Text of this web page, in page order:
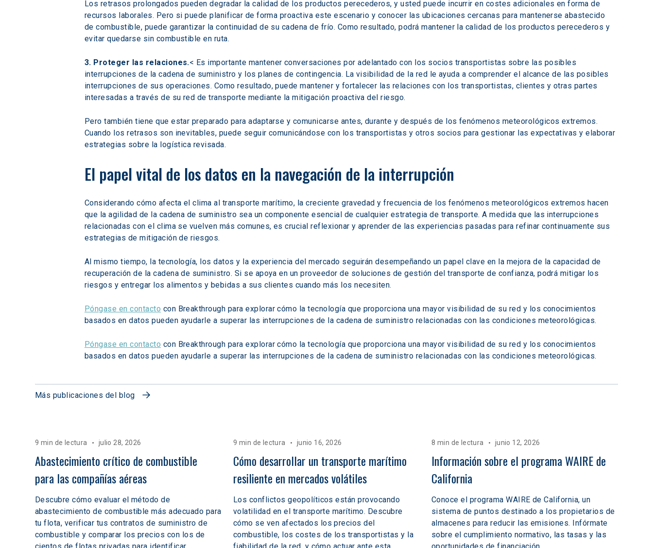
Los retrasos prolongados pueden degradar la calidad de los productos perecederos, y usted puede incurrir en costes adicionales en forma de
recursos laborales. Pero si puede planificar de forma proactiva este escenario y conocer las ubicaciones cercanas para mantenerse abastecido
de combustible, puede garantizar la continuidad de su cadena de frío. Como resultado, podrá mantener la calidad de los productos perecederos y
evitar quedarse sin combustible en ruta.
3. Proteger las relaciones.< Es importante mantener conversaciones por adelantado con los socios transportistas sobre las posibles
interrupciones de la cadena de suministro y los planes de contingencia. La visibilidad de la red le ayuda a comprender el alcance de las posibles
interrupciones de sus operaciones. Como resultado, puede mantener y fortalecer las relaciones con los transportistas, clientes y otras partes
interesadas a través de su red de transporte mediante la mitigación proactiva del riesgo.
Pero también tiene que estar preparado para adaptarse y comunicarse antes, durante y después de los fenómenos meteorológicos extremos.
Cuando los retrasos son inevitables, puede seguir comunicándose con los transportistas y otros socios para gestionar las expectativas y elaborar
estrategias sobre la logística revisada.
El papel vital de los datos en la navegación de la interrupción
Considerando cómo afecta el clima al transporte marítimo, la creciente gravedad y frecuencia de los fenómenos meteorológicos extremos hacen
que la agilidad de la cadena de suministro sea un componente esencial de cualquier estrategia de transporte. A medida que las interrupciones
relacionadas con el clima se vuelven más comunes, es crucial reflexionar y aprender de las experiencias pasadas para refinar continuamente sus
estrategias de mitigación de riesgos.
Al mismo tiempo, la tecnología, los datos y la experiencia del mercado seguirán desempeñando un papel clave en la mejora de la capacidad de
recuperación de la cadena de suministro. Si se apoya en un proveedor de soluciones de gestión del transporte de confianza, podrá mitigar los
riesgos y entregar los alimentos y bebidas a sus clientes cuando más los necesiten.
Póngase en contacto con Breakthrough para explorar cómo la tecnología que proporciona una mayor visibilidad de su red y los conocimientos
basados en datos pueden ayudarle a superar las interrupciones de la cadena de suministro relacionadas con las condiciones meteorológicas.
Póngase en contacto con Breakthrough para explorar cómo la tecnología que proporciona una mayor visibilidad de su red y los conocimientos
basados en datos pueden ayudarle a superar las interrupciones de la cadena de suministro relacionadas con las condiciones meteorológicas.
Más publicaciones del blog
9 min de lectura julio 28, 2026
Abastecimiento crítico de combustible
para las compañías aéreas
Descubre cómo evaluar el método de
abastecimiento de combustible más adecuado para
tu flota, verificar tus contratos de suministro de
combustible y comparar los precios con los de
9 min de lectura junio 16, 2026
Cómo desarrollar un transporte marítimo
resiliente en mercados volátiles
Los conflictos geopolíticos están provocando
volatilidad en el transporte marítimo. Descubre
cómo se ven afectados los precios del
combustible, los costes de los transportistas y la
8 min de lectura junio 12, 2026
Información sobre el programa WAIRE de
California
Conoce el programa WAIRE de California, un
sistema de puntos destinado a los propietarios de
almacenes para reducir las emisiones. Infórmate
sobre el cumplimiento normativo, las tasas y las